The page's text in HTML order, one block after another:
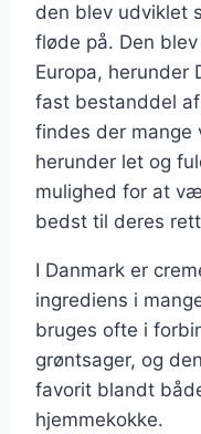
den blev udviklet
fløde på. Den
Europa, herunder
fast bestanddel
findes der mange
herunder let og
mulighed for at
bedst til deres
I Danmark er
ingrediens i
bruges ofte i
grøntsager, og
favorit blandt
hjemmekokke.